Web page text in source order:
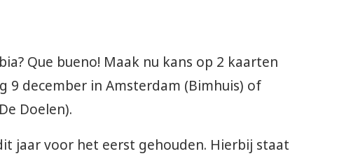
Que bueno! Maak nu kans op 2 kaarten
9 december in Amsterdam (Bimhuis) of
Doelen).
jaar voor het eerst gehouden. Hierbij staat